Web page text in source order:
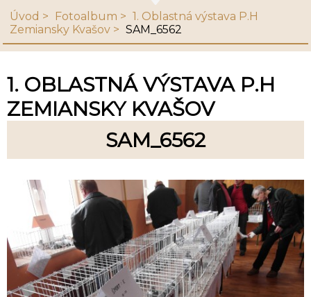
Úvod Fotoalbum
1. Oblastná výstava P.H
Zemiansky Kvašov
SAM_6562
1. OBLASTNÁ VÝSTAVA P.H
ZEMIANSKY KVAŠOV
SAM_6562